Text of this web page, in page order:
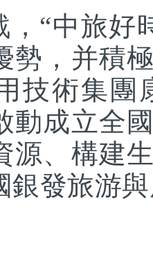
，“中旅好
勢，并積
技術集團
動成立全
源、構建
銀發旅游